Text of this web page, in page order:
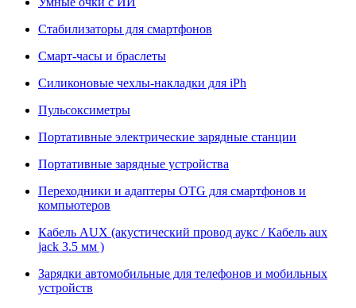
Стабилизаторы для смартфонов
Смарт-часы и браслеты
Силиконовые чехлы-накладки для iPh
Пульсоксиметры
Портативные электрические зарядные станции
Портативные зарядные устройства
Переходники и адаптеры OTG для смартфонов и
компьютеров
Кабель AUX (акустический провод аукс / Кабель aux
jack 3.5 мм )
Зарядки автомобильные для телефонов и мобильных
устройств